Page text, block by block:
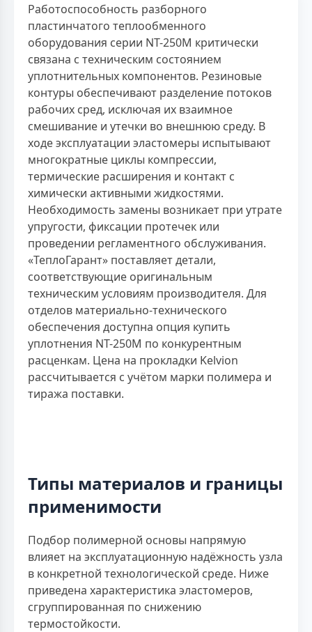
Работоспособность разборного
пластинчатого теплообменного
оборудования серии NT-250M критически
связана с техническим состоянием
уплотнительных компонентов. Резиновые
контуры обеспечивают разделение потоков
рабочих сред, исключая их взаимное
смешивание и утечки во внешнюю среду. В
ходе эксплуатации эластомеры испытывают
многократные циклы компрессии,
термические расширения и контакт с
химически активными жидкостями.
Необходимость замены возникает при утрате
упругости, фиксации протечек или
проведении регламентного обслуживания.
«ТеплоГарант» поставляет детали,
соответствующие оригинальным
техническим условиям производителя. Для
отделов материально-технического
обеспечения доступна опция купить
уплотнения NT-250M по конкурентным
расценкам. Цена на прокладки Kelvion
рассчитывается с учётом марки полимера и
тиража поставки.
Типы материалов и границы
применимости
Подбор полимерной основы напрямую
влияет на эксплуатационную надёжность узла
в конкретной технологической среде. Ниже
приведена характеристика эластомеров,
сгруппированная по снижению
термостойкости.